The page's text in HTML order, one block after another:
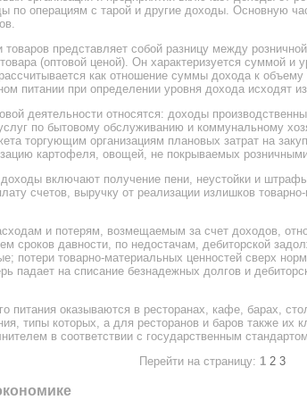
по операциям с тарой и другие доходы. Основную
товаров представляет собой разницу между
(оптовой ценой). Он характеризуется суммой и
как отношение суммы дохода к
питании при определении уровня дохода исходят
деятельности относятся: доходы
по бытовому обслуживанию и коммунальному
торгующим организациям плановых затрат на
картофеля, овощей, не покрываемых
включают получение пени, неустойки и
счетов, выручку от реализации излишков
и потерям, возмещаемым за счет доходов,
сроков давности, по недостачам, дебиторской
потери товарно-материальных ценностей сверх
падает на списание безнадежных долгов и
питания оказываются в ресторанах, кафе, барах,
типы которых, а для ресторанов и баров также
в соответствии с государственным стандартом.
Перейти на страницу: 1 2 3